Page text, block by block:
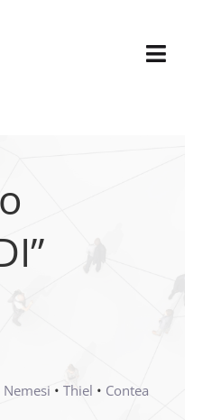
associate
Universale
Nemesi • Thiel • Contea